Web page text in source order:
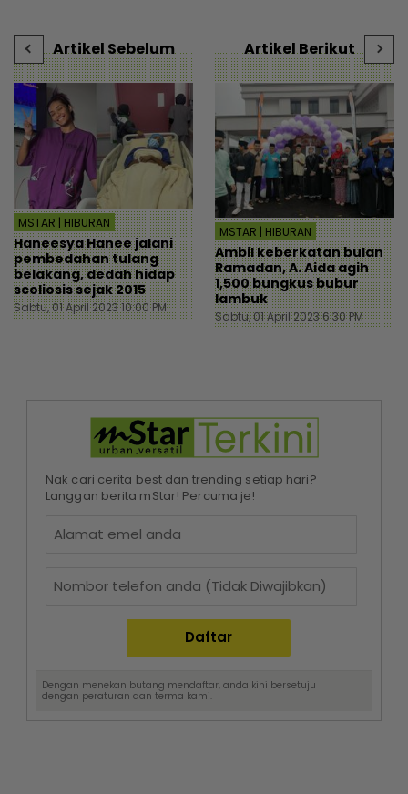
Artikel Sebelum
MSTAR | HIBURAN
Haneesya Hanee jalani
pembedahan tulang
belakang, dedah hidap
scoliosis sejak 2015
Sabtu, 01 April 2023 10:00 PM
Artikel Berikut
MSTAR | HIBURAN
Ambil keberkatan bulan
Ramadan, A. Aida agih
1,500 bungkus bubur
lambuk
Sabtu, 01 April 2023 6:30 PM
Nak cari cerita best dan trending setiap hari?
Langgan berita mStar! Percuma je!
Dengan menekan butang mendaftar, anda kini bersetuju
dengan peraturan dan terma kami.